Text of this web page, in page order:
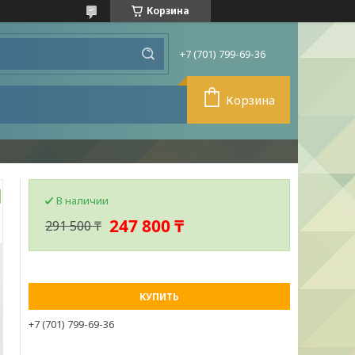
Корзина
+7 (701) 799-69-36
Корзина
В наличии
291 500 ₸ 247 800 ₸
КУПИТЬ
+7 (701) 799-69-36